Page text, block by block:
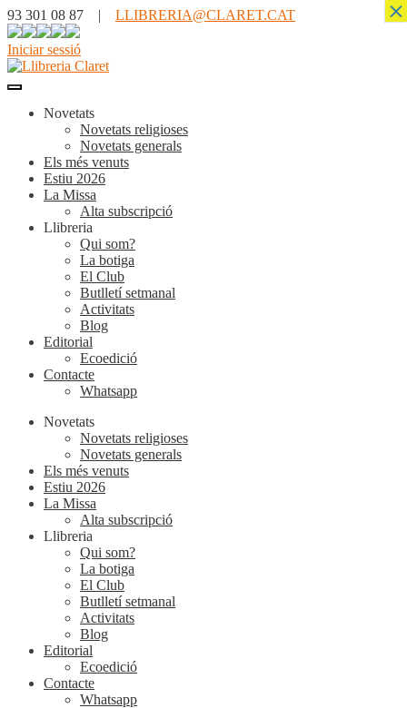
93 301 08 87 | LLIBRERIA@CLARET.CAT
Iniciar sessió
Novetats
Novetats religioses
Novetats generals
Els més venuts
Estiu 2026
La Missa
Alta subscripció
Llibreria
Qui som?
La botiga
El Club
Butlletí setmanal
Activitats
Blog
Editorial
Ecoedició
Contacte
Whatsapp
Novetats
Novetats religioses
Novetats generals
Els més venuts
Estiu 2026
La Missa
Alta subscripció
Llibreria
Qui som?
La botiga
El Club
Butlletí setmanal
Activitats
Blog
Editorial
Ecoedició
Contacte
Whatsapp
×